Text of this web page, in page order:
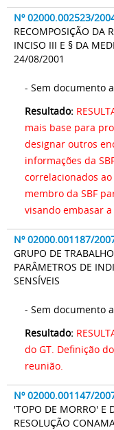
Nº 02000.002523/
RECOMPOSIÇÃO DA
INCISO III E § DA
24/08/2001
- Sem documento
Resultado:
mais base para
designar outros
informações da
correlacionados
membro da SBF
visando embasar a
Nº 02000.001187/
GRUPO DE
PARÂMETROS DE
SENSÍVEIS
- Sem documento
Resultado:
do GT. Definição
reunião.
Nº 02000.001147/
'TOPO DE MORRO' E
RESOLUÇÃO